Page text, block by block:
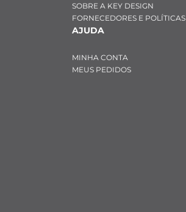
SOBRE A KEY DESIGN
FORNECEDORES E POLÍTICAS
AJUDA
MINHA CONTA
MEUS PEDIDOS